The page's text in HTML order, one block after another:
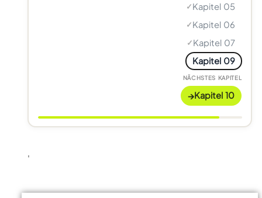
✓Kapitel 05
✓Kapitel 06
✓Kapitel 07
Kapitel 09
NÄCHSTES KAPITEL
→Kapitel 10
'